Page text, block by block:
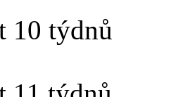
10 týdnů